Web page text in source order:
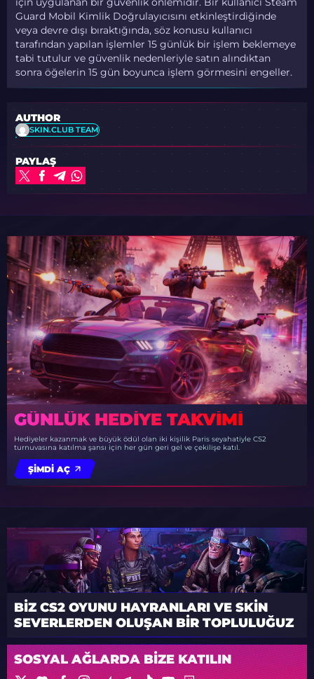
Guard Mobil Kimlik Doğrulayıcısını etkinleştirdiğinde
veya devre dışı bıraktığında, söz konusu kullanıcı
tarafından yapılan işlemler 15 günlük bir işlem beklemeye
tabi tutulur ve güvenlik nedenleriyle satın alındıktan
sonra öğelerin 15 gün boyunca işlem görmesini engeller.
AUTHOR
SKIN.CLUB TEAM
PAYLAŞ
GÜNLÜK HEDIYE TAKVIMI
Hediyeler kazanmak ve büyük ödül olan iki kişilik Paris seyahatiyle CS2
turnuvasına katılma şansı için her gün geri gel ve çekilişe katıl.
ŞIMDI AÇ
BIZ CS2 OYUNU HAYRANLARI VE SKIN
SEVERLERDEN OLUŞAN BIR TOPLULUĞUZ
SOSYAL AĞLARDA BIZE KATILIN